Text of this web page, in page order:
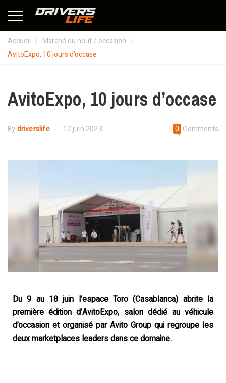
Accueil
Marché du neuf / occasion
AvitoExpo, 10 jours d’occase
AvitoExpo, 10 jours d’occase
Bydriverslife 12 juin 2023 0 Comments
Du 9 au 18 juin l’espace Toro (Casablanca) abrite la
première édition d’AvitoExpo, salon dédié au véhicule
d’occasion et organisé par Avito Group qui regroupe les
deux marketplaces leaders dans ce domaine.